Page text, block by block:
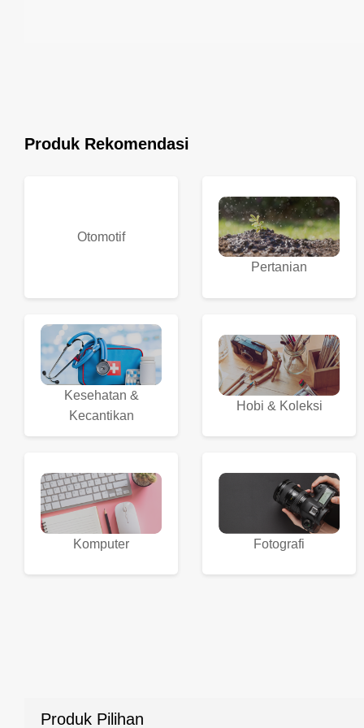
Produk Rekomendasi
Otomotif
Pertanian
Kesehatan &
Kecantikan
Hobi & Koleksi
Komputer Fotografi
Produk Pilihan